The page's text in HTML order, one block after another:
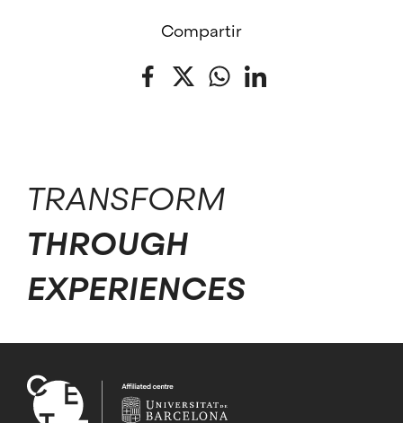
Compartir
Facebook
Twitter WhatsApp
TRANSFORM
THROUGH
EXPERIENCES